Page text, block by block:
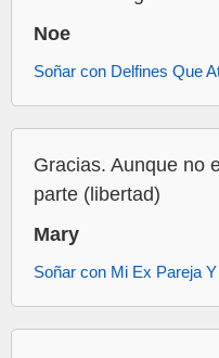
Noe
Soñar con Delfines Que
Gracias. Aunque no
parte (libertad)
Mary
Soñar con Mi Ex Pareja